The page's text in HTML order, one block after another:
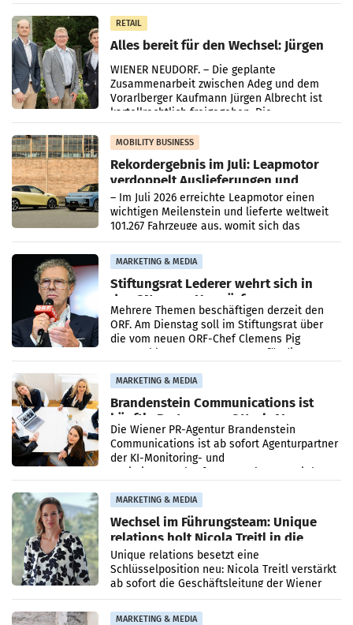
RETAIL
Alles bereit für den Wechsel: Jürgen
Albrecht setzt ab 1.1.2027 auf Adeg
WIENER NEUDORF. – Die geplante
Zusammenarbeit zwischen Adeg und dem
Vorarlberger Kaufmann Jürgen Albrecht ist
kartellrechtlich freigegeben: Die
Bundeswettbewerbsbehörde und der
Bundeskartellanwalt
MOBILITY BUSINESS
Rekordergebnis im Juli: Leapmotor
verdoppelt Auslieferungen und
überschreitet die 100.000er-Marke
– Im Juli 2026 erreichte Leapmotor einen
wichtigen Meilenstein und lieferte weltweit
101.267 Fahrzeuge aus, womit sich das
Ergebnis gegenüber Juli 2025 mehr als
verdoppelte (+102
MARKETING & MEDIA
Stiftungsrat Lederer wehrt sich in
den SN gegen Vorwürfe
Mehrere Themen beschäftigen derzeit den
ORF. Am Dienstag soll im Stiftungsrat über
die vom neuen ORF-Chef Clemens Pig
vorgeschlagenen Besetzungen für die
MARKETING & MEDIA
Brandenstein Communications ist
künftig Partner von OtterlyAI
Die Wiener PR-Agentur Brandenstein
Communications ist ab sofort Agenturpartner
der KI-Monitoring- und
Optimierungsplattform OtterlyAI. Damit baut
MARKETING & MEDIA
Wechsel im Führungsteam: Unique
relations holt Nicola Treitl in die
Geschäftsleitung
Unique relations besetzt eine
Schlüsselposition neu: Nicola Treitl verstärkt
ab sofort die Geschäftsleitung der Wiener
PR-Agentur an der Seite von Josef Kalina und
Anna Kalina-Mahr.
MARKETING & MEDIA